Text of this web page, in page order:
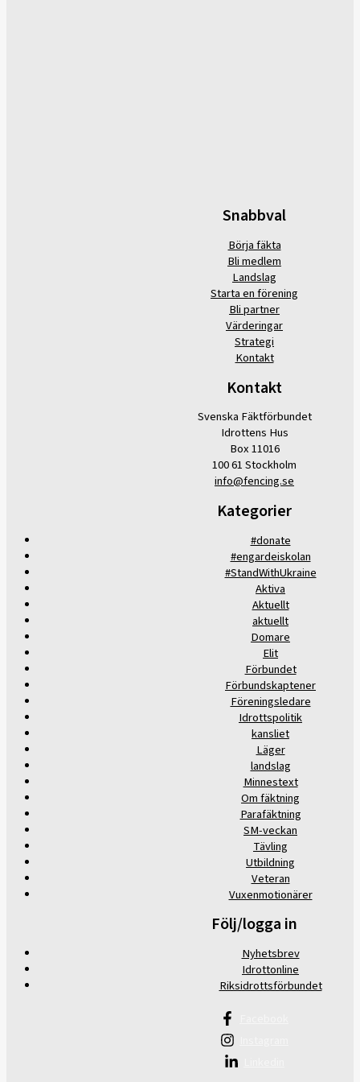
Snabbval
Börja fäkta
Bli medlem
Landslag
Starta en förening
Bli partner
Värderingar
Strategi
Kontakt
Kontakt
Svenska Fäktförbundet
Idrottens Hus
Box 11016
100 61 Stockholm
info@fencing.se
Kategorier
#donate
#engardeiskolan
#StandWithUkraine
Aktiva
Aktuellt
aktuellt
Domare
Elit
Förbundet
Förbundskaptener
Föreningsledare
Idrottspolitik
kansliet
Läger
landslag
Minnestext
Om fäktning
Parafäktning
SM-veckan
Tävling
Utbildning
Veteran
Vuxenmotionärer
Följ/logga in
Nyhetsbrev
Idrottonline
Riksidrottsförbundet